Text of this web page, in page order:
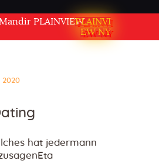
PLAINVIEW NY USA
PLAINVI
EW NY
2020
hat jedermann